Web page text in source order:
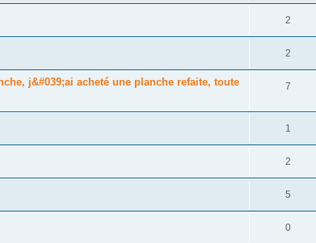
2
2
j&#039;ai acheté une planche refaite, toute
7
1
2
5
0